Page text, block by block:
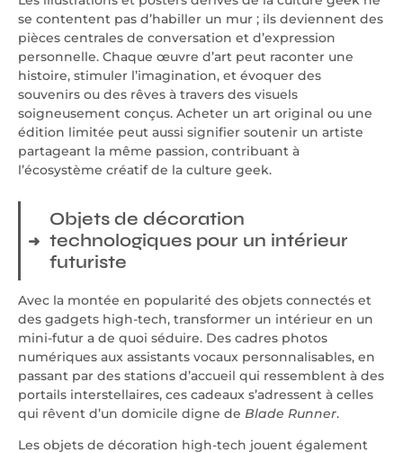
se contentent pas d’habiller un mur ; ils deviennent des
pièces centrales de conversation et d’expression
personnelle. Chaque œuvre d’art peut raconter une
histoire, stimuler l’imagination, et évoquer des
souvenirs ou des rêves à travers des visuels
soigneusement conçus. Acheter un art original ou une
édition limitée peut aussi signifier soutenir un artiste
partageant la même passion, contribuant à
l’écosystème créatif de la culture geek.
Objets de décoration
technologiques pour un intérieur
futuriste
Avec la montée en popularité des objets connectés et
des gadgets high-tech, transformer un intérieur en un
mini-futur a de quoi séduire. Des cadres photos
numériques aux assistants vocaux personnalisables, en
passant par des stations d’accueil qui ressemblent à des
portails interstellaires, ces cadeaux s’adressent à celles
qui rêvent d’un domicile digne de Blade Runner.
Les objets de décoration high-tech jouent également